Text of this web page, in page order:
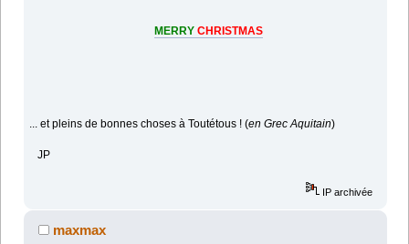
MERRY CHRISTMAS
... et pleins de bonnes choses à Toutétous ! (en Grec Aquitain)
JP
IP archivée
maxmax